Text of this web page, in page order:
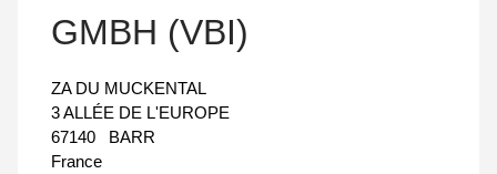
GMBH (VBI)
ZA DU MUCKENTAL
3 ALLÉE DE L'EUROPE
67140
BARR
France